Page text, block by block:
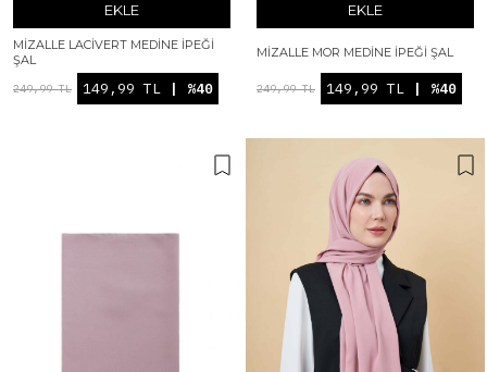
EKLE
MIZALLE LACIVERT MEDINE İPEĞI
ŞAL
249,99 TL 149,99 TL | %40
EKLE
MIZALLE MOR MEDINE İPEĞI ŞAL
249,99 TL 149,99 TL | %40